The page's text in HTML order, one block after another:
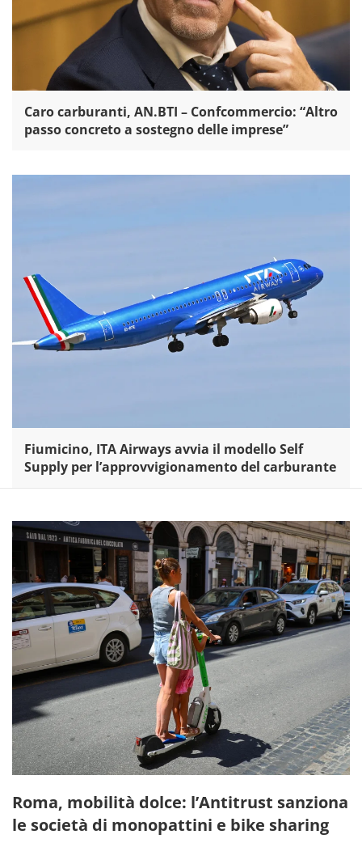
Caro carburanti, AN.BTI – Confcommercio: “Altro
passo concreto a sostegno delle imprese”
Fiumicino, ITA Airways avvia il modello Self
Supply per l’approvvigionamento del carburante
Roma, mobilità dolce: l’Antitrust sanziona
le società di monopattini e bike sharing